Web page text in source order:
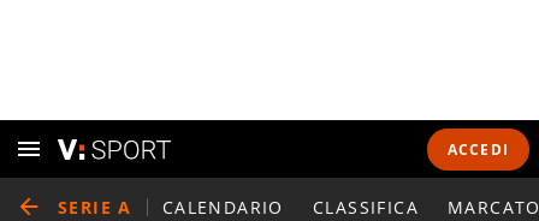
ACCEDI
SERIE A CALENDARIO CLASSIFICA